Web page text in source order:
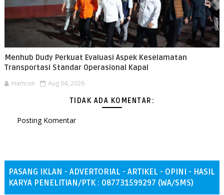
Menhub Dudy Perkuat Evaluasi Aspek Keselamatan
Transportasi Standar Operasional Kapal
Hamron Aug 04, 2026
TIDAK ADA KOMENTAR:
Posting Komentar
PASANG IKLAN - ADVERTORIAL - ARTIKEL - OPINI - HASIL
KARYA PENELITIAN/PTK : 087731599297 (WA/SMS)